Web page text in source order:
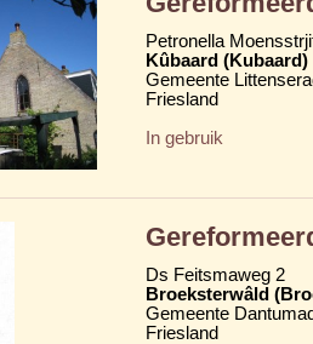
Petronella
Kûbaard (Kubaard)
Gemeente
Friesland
In gebruik
Ds Feitsmaweg 2
Broeksterwâld
Gemeente
Friesland